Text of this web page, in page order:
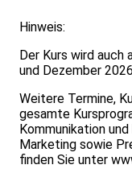
Hinweis:
Der Kurs wird auch
und Dezember
Weitere Termine,
gesamte
Kommunikation
Marketing sowie
finden Sie unter